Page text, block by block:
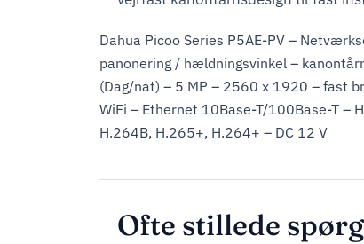
Dahua Picoo Series P5AE-PV –
panonering / hældningsvinkel –
(Dag/nat) – 5 MP – 2560 x 1920 – fast
WiFi – Ethernet 10Base-T/100Base-T –
H.264B, H.265+, H.264+ – DC 12 V
Ofte stillede